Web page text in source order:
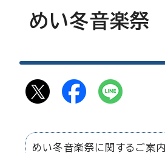
めい冬音楽祭
めい冬音楽祭に関するご案内